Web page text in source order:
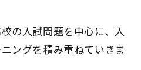
の入試問題を中心に、入
ングを積み重ねていきま